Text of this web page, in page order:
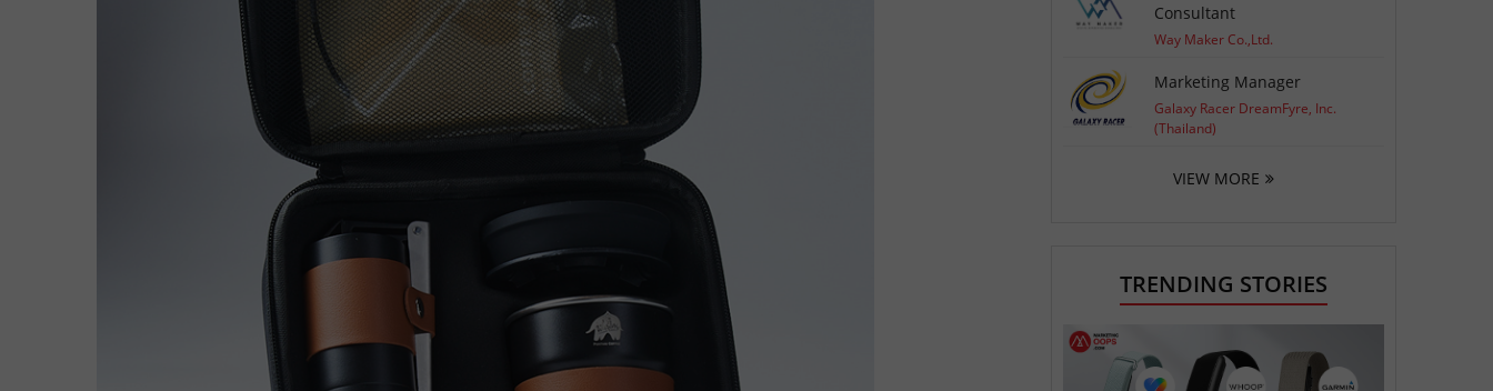
Consultant
Way Maker Co.,Ltd.
Marketing Manager
Galaxy Racer DreamFyre, Inc.
(Thailand)
VIEW MORE
TRENDING STORIES